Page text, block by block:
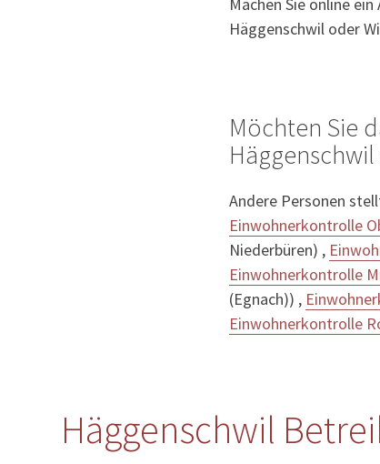
Häggenschwil oder
Möchten Sie
Andere Personen
Einwohnerkontrolle
Niederbüren) ,
Einwohnerkontrolle
(Egnach)) ,
Einwohnerkontrolle
Häggenschwil